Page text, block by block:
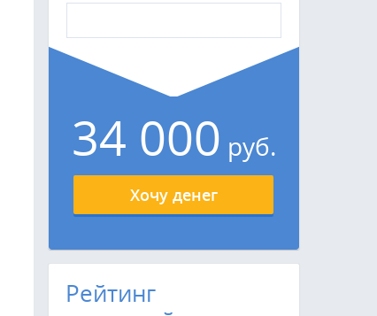
34 000 руб.
Хочу денег
Рейтинг